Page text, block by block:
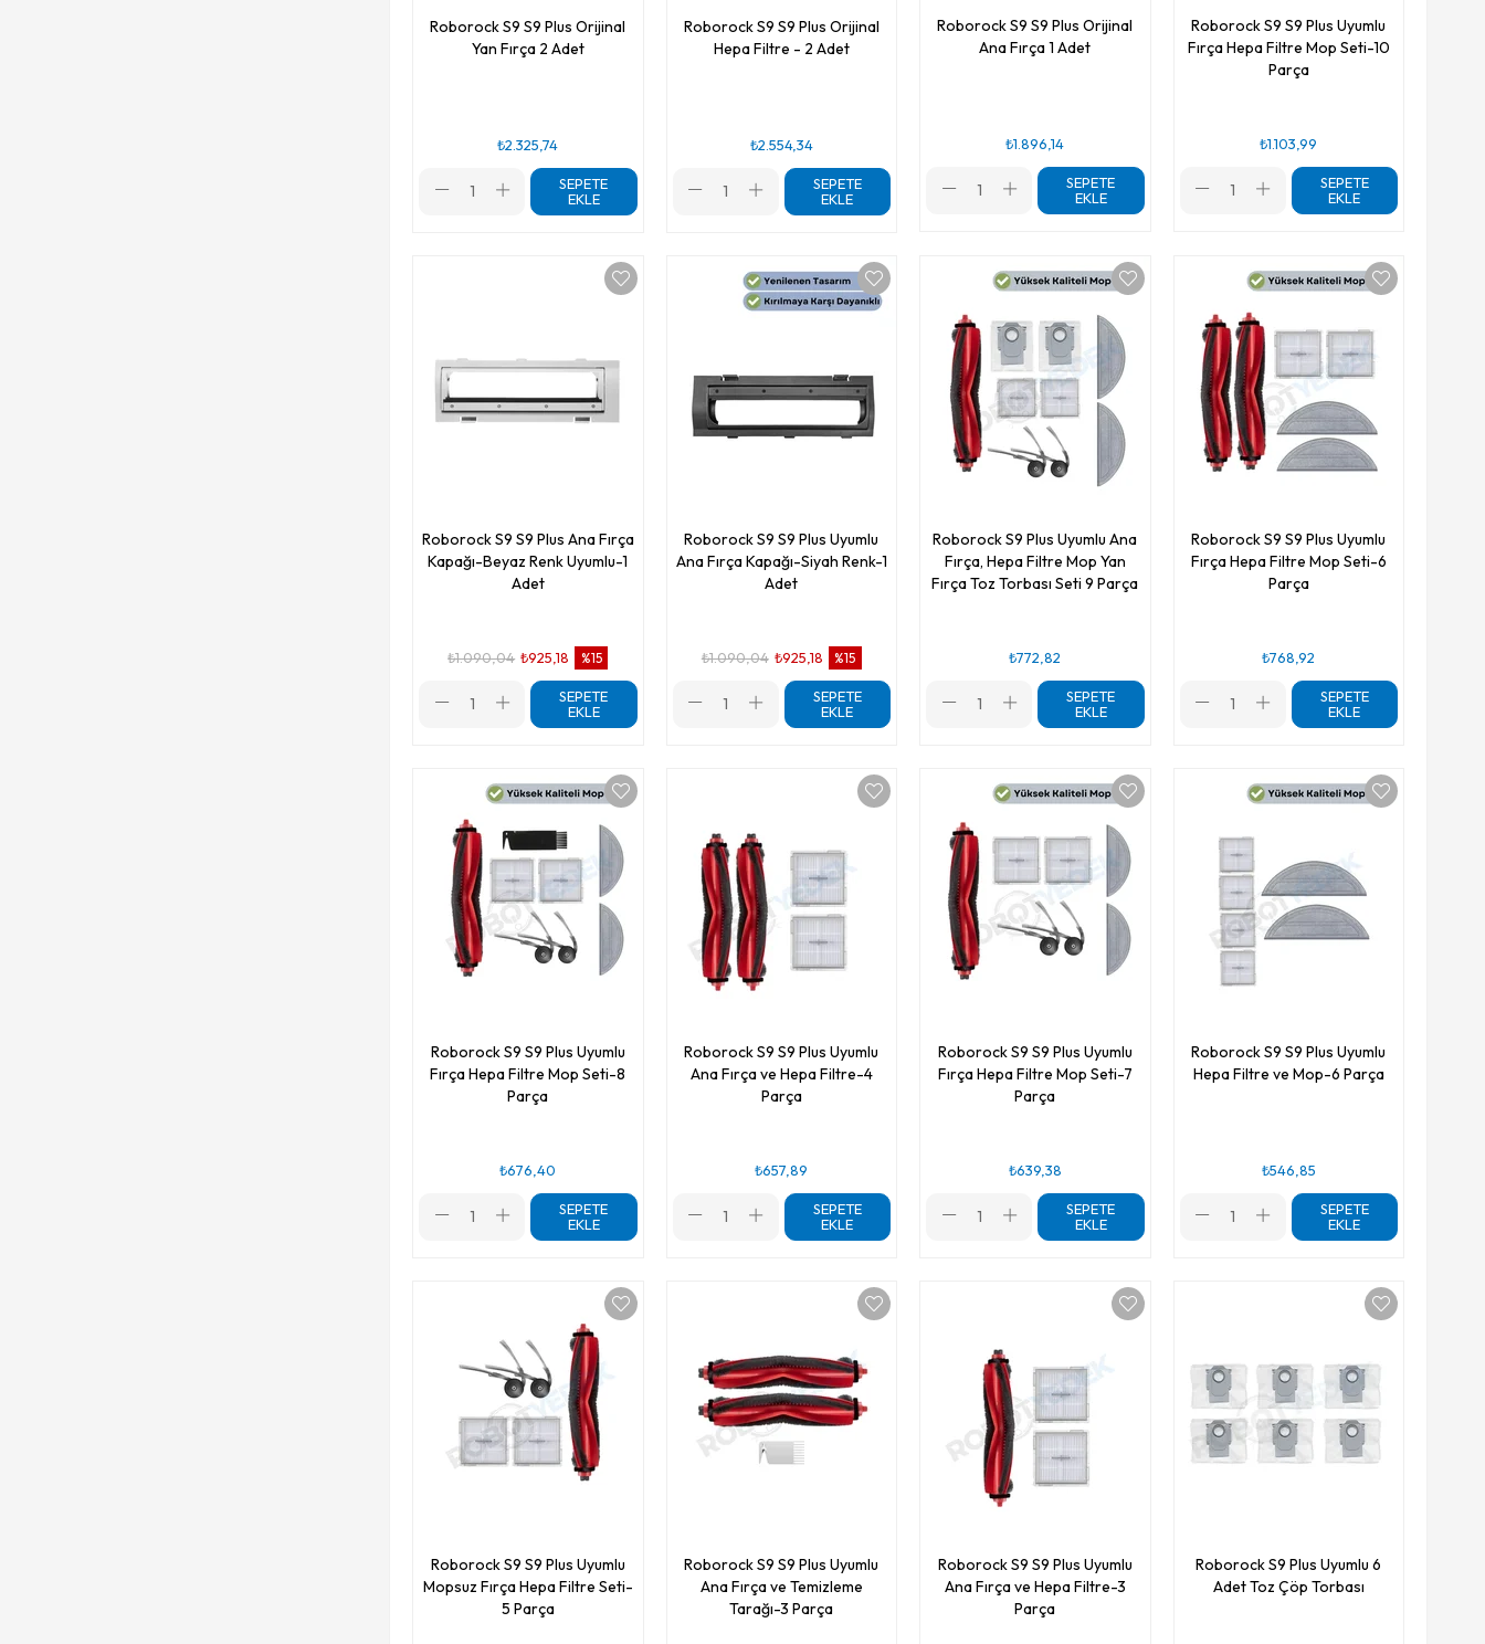
Roborock S9 S9 Plus Orijinal
Yan Fırça 2 Adet
₺2.325,74
SEPETE
EKLE
Roborock S9 S9 Plus Orijinal
Hepa Filtre - 2 Adet
₺2.554,34
SEPETE
EKLE
Roborock S9 S9 Plus Orijinal
Ana Fırça 1 Adet
₺1.896,14
SEPETE
EKLE
Roborock S9 S9 Plus Uyumlu
Fırça Hepa Filtre Mop Seti-10
Parça
₺1.103,99
SEPETE
EKLE
Roborock S9 S9 Plus Ana Fırça
Kapağı-Beyaz Renk Uyumlu-1
Adet
%15
₺925,18
₺1.090,04
SEPETE
EKLE
Roborock S9 S9 Plus Uyumlu
Ana Fırça Kapağı-Siyah Renk-1
Adet
%15
₺925,18
₺1.090,04
SEPETE
EKLE
Roborock S9 Plus Uyumlu Ana
Fırça, Hepa Filtre Mop Yan
Fırça Toz Torbası Seti 9 Parça
₺772,82
SEPETE
EKLE
Roborock S9 S9 Plus Uyumlu
Fırça Hepa Filtre Mop Seti-6
Parça
₺768,92
SEPETE
EKLE
Roborock S9 S9 Plus Uyumlu
Fırça Hepa Filtre Mop Seti-8
Parça
₺676,40
SEPETE
EKLE
Roborock S9 S9 Plus Uyumlu
Ana Fırça ve Hepa Filtre-4
Parça
₺657,89
SEPETE
EKLE
Roborock S9 S9 Plus Uyumlu
Fırça Hepa Filtre Mop Seti-7
Parça
₺639,38
SEPETE
EKLE
Roborock S9 S9 Plus Uyumlu
Hepa Filtre ve Mop-6 Parça
₺546,85
SEPETE
EKLE
Roborock S9 S9 Plus Uyumlu
Mopsuz Fırça Hepa Filtre Seti-
5 Parça
Roborock S9 S9 Plus Uyumlu
Ana Fırça ve Temizleme
Tarağı-3 Parça
Roborock S9 S9 Plus Uyumlu
Ana Fırça ve Hepa Filtre-3
Parça
Roborock S9 Plus Uyumlu 6
Adet Toz Çöp Torbası